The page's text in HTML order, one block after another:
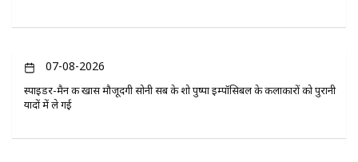
07-08-2026
स्पाइडर-मैन की खास मौजूदगी सोनी सब के शो पुष्पा इम्पॉसिबल के कलाकारों को पुरानी
यादों में ले गई